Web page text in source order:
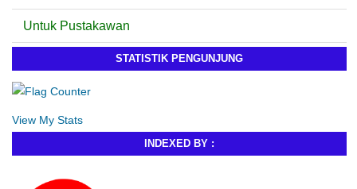
Untuk Pustakawan
STATISTIK PENGUNJUNG
View My Stats
INDEXED BY :